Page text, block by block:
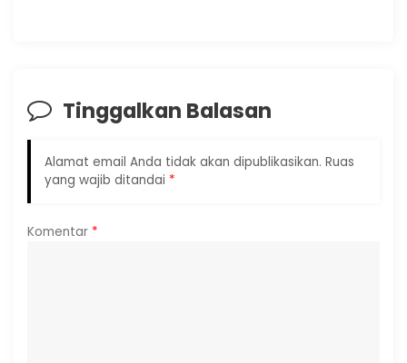
Tinggalkan Balasan
Alamat email Anda tidak akan dipublikasikan. Ruas
yang wajib ditandai *
Komentar *